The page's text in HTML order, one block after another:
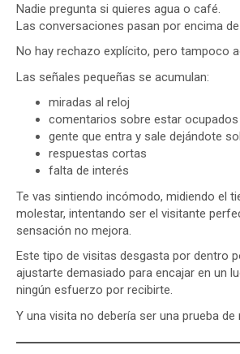
Nadie pregunta si quieres agua o café.
Las conversaciones pasan por encima de
No hay rechazo explícito, pero tampoco
Las señales pequeñas se acumulan:
miradas al reloj
comentarios sobre estar ocupados
gente que entra y sale dejándote
respuestas cortas
falta de interés
Te vas sintiendo incómodo, midiendo el
molestar, intentando ser el visitante
sensación no mejora.
Este tipo de visitas desgasta por dentro
ajustarte demasiado para encajar en un
ningún esfuerzo por recibirte.
Y una visita no debería ser una prueba de